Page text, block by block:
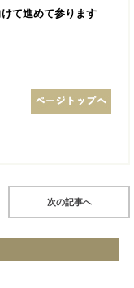
て進めて参ります
次の記事へ